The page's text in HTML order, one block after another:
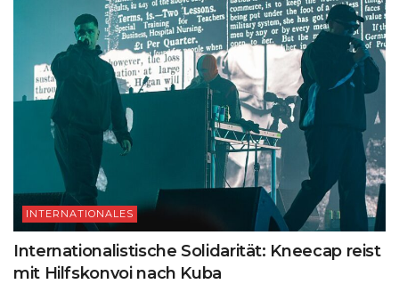
INTERNATIONALES
Internationalistische Solidarität: Kneecap reist
mit Hilfskonvoi nach Kuba